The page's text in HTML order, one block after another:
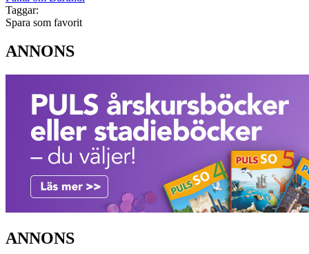
Taggar:
Spara som favorit
ANNONS
ANNONS